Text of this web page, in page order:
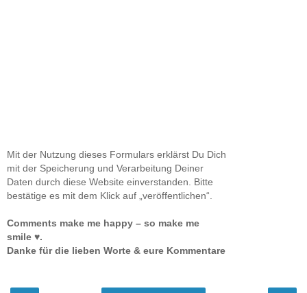
Mit der Nutzung dieses Formulars erklärst Du Dich
mit der Speicherung und Verarbeitung Deiner
Daten durch diese Website einverstanden. Bitte
bestätige es mit dem Klick auf „veröffentlichen“.
Comments make me happy – so make me
smile ♥.
Danke für die lieben Worte & eure Kommentare